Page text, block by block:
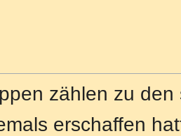
zählen zu
erschaffen